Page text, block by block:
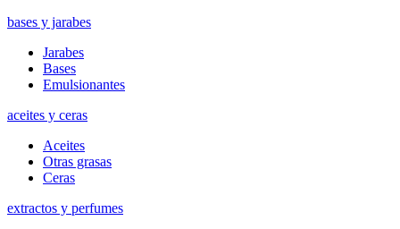
bases y jarabes
Jarabes
Bases
Emulsionantes
aceites y ceras
Aceites
Otras grasas
Ceras
extractos y perfumes